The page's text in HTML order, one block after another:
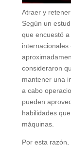
Atraer y
Según un
que encuestó
consideraron
mantener una
a cabo
pueden
habilidades
máquinas.
Por esta razón,